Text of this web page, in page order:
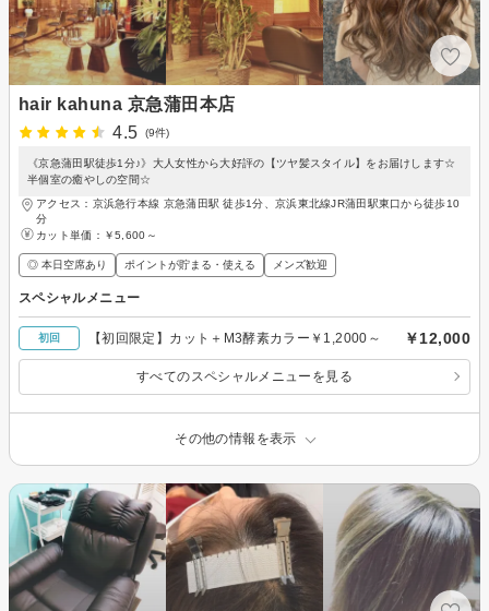
hair kahuna 京急蒲田本店
4.5
(9件)
《京急蒲田駅徒歩1分♪》大人女性から大好評の【ツヤ髪スタイル】をお届けします☆
半個室の癒やしの空間☆
アクセス：京浜急行本線 京急蒲田駅 徒歩1分、京浜東北線JR蒲田駅東口から徒歩10
分
カット単価： ￥5,600～
◎ 本日空席あり ポイントが貯まる・使える メンズ歓迎
スペシャルメニュー
初回 【初回限定】カット＋M3酵素カラー￥1,2000～ ￥12,000
すべてのスペシャルメニューを見る
その他の情報を表示